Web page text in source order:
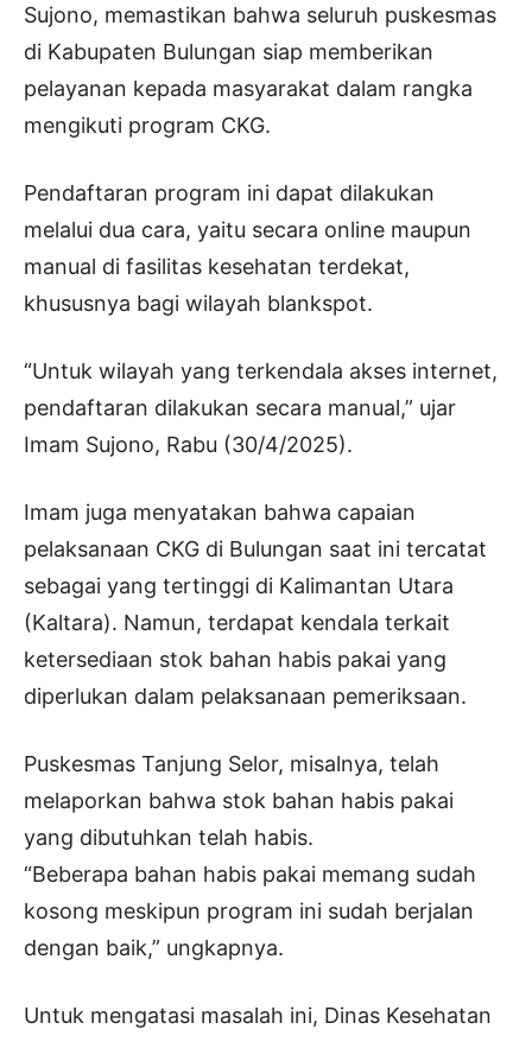
Sujono, memastikan bahwa seluruh puskesmas
di Kabupaten Bulungan siap memberikan
pelayanan kepada masyarakat dalam rangka
mengikuti program CKG.
Pendaftaran program ini dapat dilakukan
melalui dua cara, yaitu secara online maupun
manual di fasilitas kesehatan terdekat,
khususnya bagi wilayah blankspot.
“Untuk wilayah yang terkendala akses internet,
pendaftaran dilakukan secara manual,” ujar
Imam Sujono, Rabu (30/4/2025).
Imam juga menyatakan bahwa capaian
pelaksanaan CKG di Bulungan saat ini tercatat
sebagai yang tertinggi di Kalimantan Utara
(Kaltara). Namun, terdapat kendala terkait
ketersediaan stok bahan habis pakai yang
diperlukan dalam pelaksanaan pemeriksaan.
Puskesmas Tanjung Selor, misalnya, telah
melaporkan bahwa stok bahan habis pakai
yang dibutuhkan telah habis.
“Beberapa bahan habis pakai memang sudah
kosong meskipun program ini sudah berjalan
dengan baik,” ungkapnya.
Untuk mengatasi masalah ini, Dinas Kesehatan